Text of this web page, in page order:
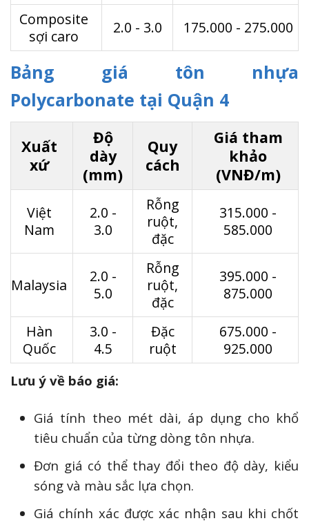
Composite
sợi caro
2.0 - 3.0 175.000 - 275.000
Bảng giá tôn nhựa
Polycarbonate tại Quận 4
Xuất
xứ
Độ
dày
(mm)
Quy
cách
Giá tham
khảo
(VNĐ/m)
Việt
Nam
2.0 -
3.0
Rỗng
ruột,
đặc
315.000 -
585.000
Malaysia
2.0 -
5.0
Rỗng
ruột,
đặc
395.000 -
875.000
Hàn
Quốc
3.0 -
4.5
Đặc
ruột
675.000 -
925.000
Lưu ý về báo giá:
Giá tính theo mét dài, áp dụng cho khổ
tiêu chuẩn của từng dòng tôn nhựa.
Đơn giá có thể thay đổi theo độ dày, kiểu
sóng và màu sắc lựa chọn.
Giá chính xác được xác nhận sau khi chốt